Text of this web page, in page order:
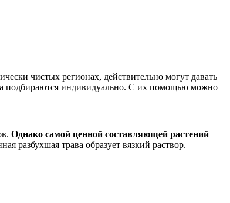
чистых регионах, действительно могут давать
подбираются индивидуально. С их помощью можно
Однако самой ценной составляющей растений
разбухшая трава образует вязкий раствор.